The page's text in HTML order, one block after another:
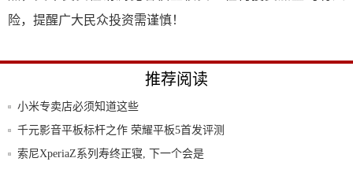
险，提醒广大民众投资需谨慎！
推荐阅读
小米专卖店必须知道这些
千元影音平板标杆之作 荣耀平板5首发评测
索尼XperiaZ系列寿终正寝, 下一个会是